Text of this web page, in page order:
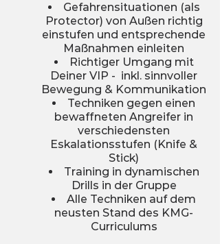
Gefahrensituationen (als
Protector) von Außen richtig
einstufen und entsprechende
Maßnahmen einleiten
Richtiger Umgang mit
Deiner VIP - inkl. sinnvoller
Bewegung & Kommunikation
Techniken gegen einen
bewaffneten Angreifer in
verschiedensten
Eskalationsstufen (Knife &
Stick)
Training in dynamischen
Drills in der Gruppe
Alle Techniken auf dem
neusten Stand des KMG-
Curriculums